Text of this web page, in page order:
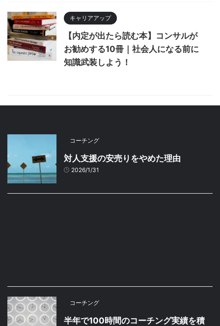
キャリアアップ
【内定が出たら読む本】コンサルが
お勧めする10冊｜社会人になる前に
知識武装しよう！
コーチング
対人支援の安売りをやめた理由
2026/1/31
コーチング
半年で100時間のコーチング実績を積